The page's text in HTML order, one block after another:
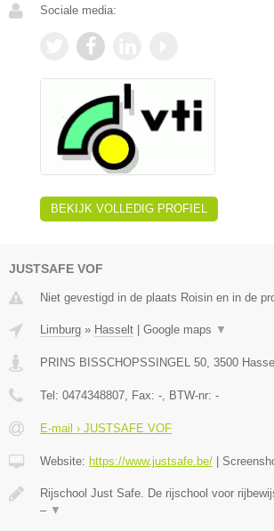
Sociale media:
BEKIJK VOLLEDIG PROFIEL
JUSTSAFE VOF
Niet gevestigd in de plaats Roisin en in de
Limburg » Hasselt Google maps ▼
PRINS BISSCHOPSSINGEL 50, 3500
Tel: 0474348807, Fax: -, BTW-nr: -
E-mail › JUSTSAFE VOF
Website: https://www.justsafe.be/
Rijschool Just Safe. De rijschool voor
– ▼